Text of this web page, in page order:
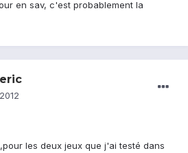
en sav, c'est probablement la
les deux jeux que j'ai testé dans